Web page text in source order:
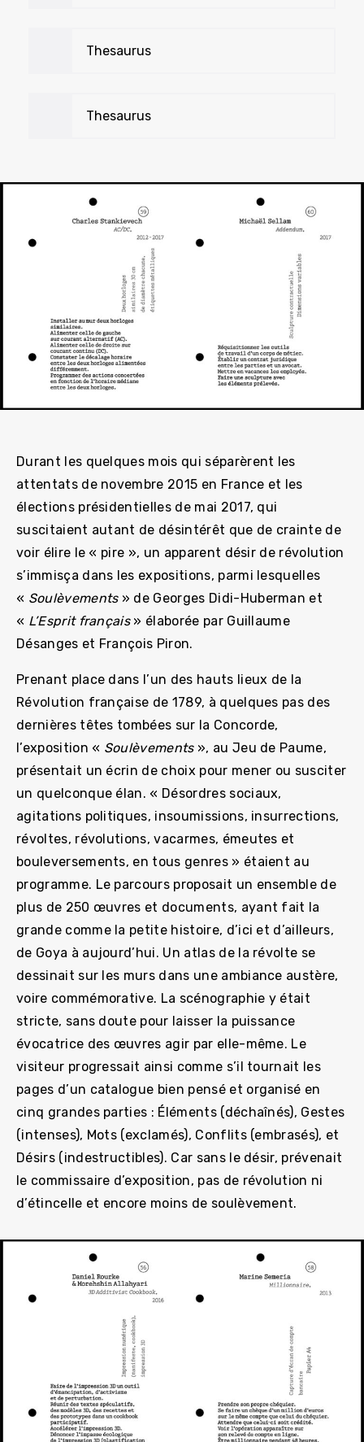
Thesaurus
Thesaurus
Durant les quelques mois qui séparèrent les
attentats de novembre 2015 en France et les
élections présidentielles de mai 2017, qui
suscitaient autant de désintérêt que de crainte de
voir élire le « pire », un apparent désir de révolution
s’immisça dans les expositions, parmi lesquelles
« Soulèvements» de Georges Didi-Huberman et
« L’Esprit français» élaborée par Guillaume
Désanges et François Piron.
Prenant place dans l’un des hauts lieux de la
Révolution française de 1789, à quelques pas des
dernières têtes tombées sur la Concorde,
l’exposition « Soulèvements», au Jeu de Paume,
présentait un écrin de choix pour mener ou susciter
un quelconque élan. « Désordres sociaux,
agitations politiques, insoumissions, insurrections,
révoltes, révolutions, vacarmes, émeutes et
bouleversements, en tous genres » étaient au
programme. Le parcours proposait un ensemble de
plus de 250 œuvres et documents, ayant fait la
grande comme la petite histoire, d’ici et d’ailleurs,
de Goya à aujourd’hui. Un atlas de la révolte se
dessinait sur les murs dans une ambiance austère,
voire commémorative. La scénographie y était
stricte, sans doute pour laisser la puissance
évocatrice des œuvres agir par elle-même. Le
visiteur progressait ainsi comme s’il tournait les
pages d’un catalogue bien pensé et organisé en
cinq grandes parties : Éléments (déchaînés), Gestes
(intenses), Mots (exclamés), Conflits (embrasés), et
Désirs (indestructibles). Car sans le désir, prévenait
le commissaire d’exposition, pas de révolution ni
d’étincelle et encore moins de soulèvement.